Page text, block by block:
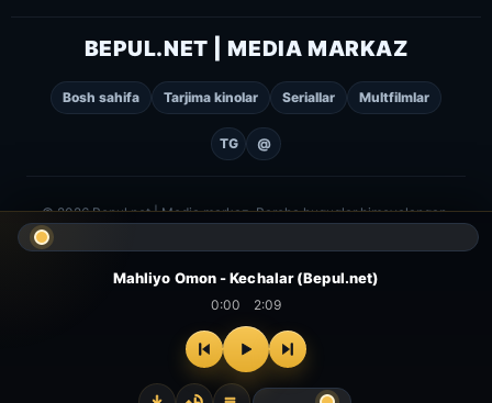
BEPUL.NET | MEDIA MARKAZ
Bosh sahifa Tarjima kinolar Seriallar Multfilmlar
TG @
© 2026 Bepul.net | Media markaz. Barcha huquqlar himoyalangan.
▻ ▣
Mahliyo Omon - Kechalar (Bepul.net)
0:00 2:09